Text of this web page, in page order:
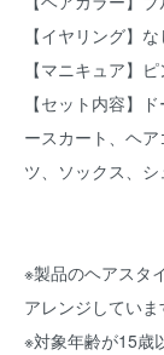
【イヤリング】な
【マニキュア】ピ
【セット内容】
ースカート、ヘ
ツ、ソックス、シ
※製品のヘアスタ
アレンジしていま
※対象年齢が15歳